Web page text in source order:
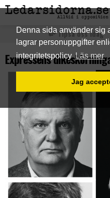
Denna sida använder sig
lagrar personuppgifter
integritetspolicyLäs mer
Jag
Tipsa oss idag
Expressens